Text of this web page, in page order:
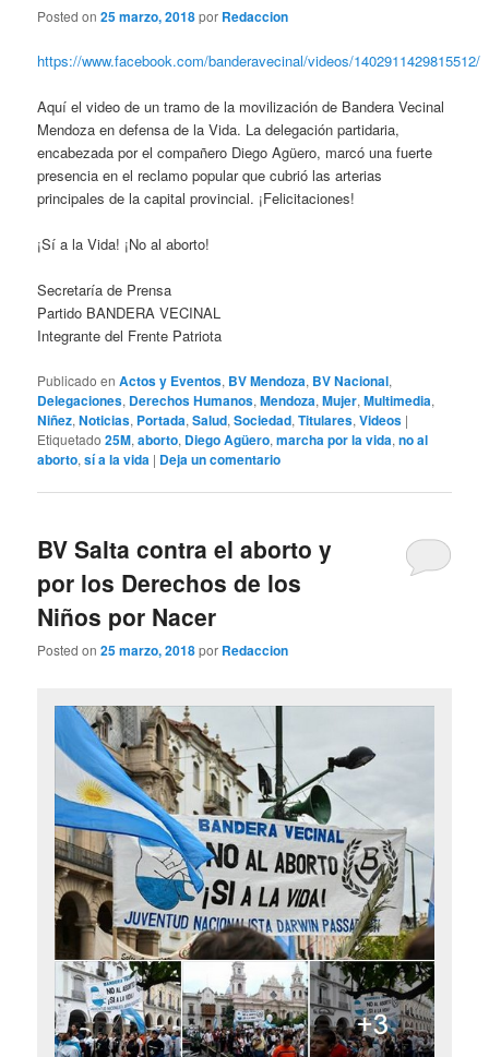
Posted on25 marzo, 2018por Redaccion
https://www.facebook.com/banderavecinal/videos/1402911429815512/
Aquí el video de un tramo de la movilización de Bandera Vecinal
Mendoza en defensa de la Vida. La delegación partidaria,
encabezada por el compañero Diego Agüero, marcó una fuerte
presencia en el reclamo popular que cubrió las arterias
principales de la capital provincial. ¡Felicitaciones!
¡Sí a la Vida! ¡No al aborto!
Secretaría de Prensa
Partido BANDERA VECINAL
Integrante del Frente Patriota
Publicado en Actos y Eventos, BV Mendoza, BV Nacional,
Delegaciones, Derechos Humanos,Mendoza,Mujer,Multimedia,
Niñez,Noticias, Portada,Salud,Sociedad,Titulares,Videos |
Etiquetado 25M,aborto, Diego Agüero,marcha por la vida,no al
aborto,sí a la vida | Deja un comentario
BV Salta contra el aborto y
por los Derechos de los
Niños por Nacer
Posted on25 marzo, 2018por Redaccion